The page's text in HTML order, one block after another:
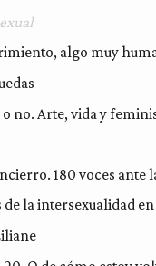
algo muy
no. Arte, vida y
180 voces ante
de la intersexualidad